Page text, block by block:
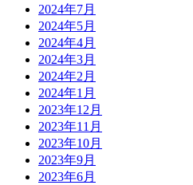
2024年7月
2024年5月
2024年4月
2024年3月
2024年2月
2024年1月
2023年12月
2023年11月
2023年10月
2023年9月
2023年6月